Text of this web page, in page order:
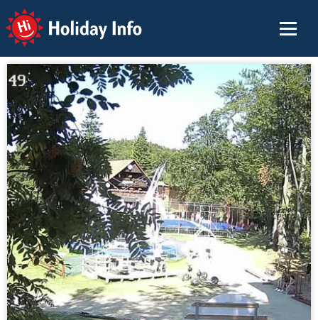
Holiday Info